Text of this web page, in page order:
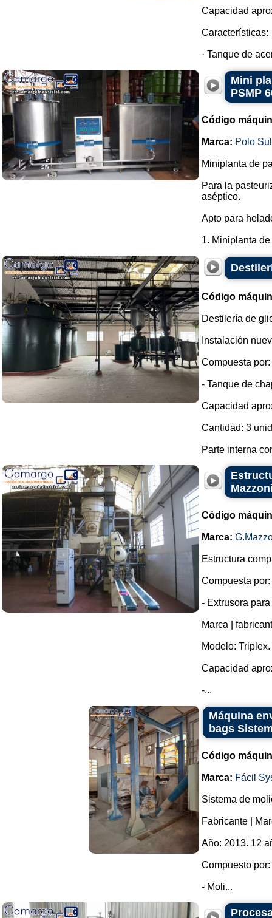
Capacidad
Características:
· Tanque de
Mini
PSMP
Código
Marca: Polo
Miniplanta de
Para la
aséptico.
Apto para
1. Miniplanta
Código
Destilería de
Instalación
Compuesta por:
- Tanque de
Capacidad
Cantidad: 3
Parte interna
Código
Marca:
Estructura
Compuesta por:
- Extrusora
Marca |
Modelo: Triplex.
Capacidad
-...
Máquina
bags
Código
Marca: Fácil
Sistema de
Fabricante |
Año: 2013. 12
Compuesto por:
- Moli...